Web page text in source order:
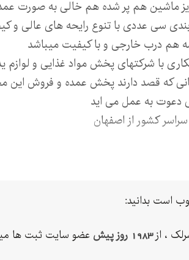
ماشین هم پر شده هم خالی به صورت
سی عددی با تنوع رایحه های عالی
درب خارجی و با کیفیت میباشد
با شرکتهای پخش مواد غذایی و
که قصد دارند پخش عمده و فروش
دعوت به عمل می اید
کشور از اصفهان
است بدانید:
، از1983 روز پیش عضو سایت ثبت ها